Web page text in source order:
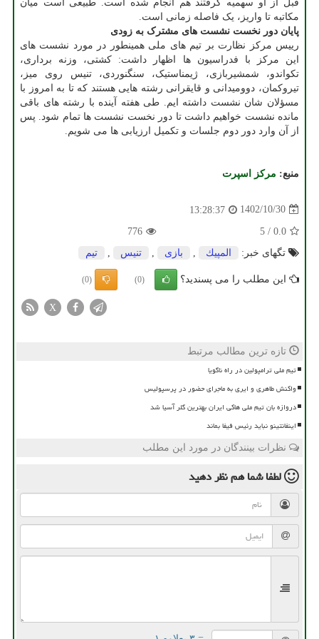
قبل از او سهمیه گرفتند هم انجام شده است. طبیعی است میان
مکاتبه تا واریز، یک فاصله زمانی است.
پایان دور نخست نشست های مشترک به زودی
رییس مرکز نظارت بر تیم های ملی همینطور در مورد نشست های
این مرکز با فدراسیون ها اظهار داشت: کشتی، وزنه برداری،
تکواندو، شمشیربازی، ژیمناستیک، سنگنوردی، تنیس روی میز،
تیروکمان، دوومیدانی و قایقرانی رشته هایی هستند که تا به امروز با
مسؤلان شان نشست داشته ایم. طی هفته آینده با رشته های باقی
مانده نشست خواهیم داشت تا دور نخست نشست ها تمام شود. پس
از آن وارد دور دوم جلسات و تکمیل ارزیابی ها می شویم.
منبع: مركز اسپرت
1402/10/30
13:28:37
0.0
/
5
776
تگهای خبر:
المپیك بازی تنیس تیم
این مطلب را می پسندید؟ (0)
(0)
X
تازه ترین مطالب مرتبط
تیم ملی ترامپولین در راه ناگویا
واکنش طاهری و ایری به ماجرای حضور در پرسپولیس
دروازه بان تیم ملی هاکی ایران بهترین گلر آسیا شد
اینفانتینو نباید رئیس فیفا بماند
نظرات بینندگان در مورد این مطلب
لطفا شما همنظر دهید